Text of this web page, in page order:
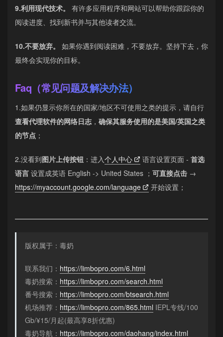
9.利用现代技术。
有许多应用程序和网站可以帮助你跟踪你的
阅读进度、找到新书并与其他读者交流。
10.不要放弃。
如果你遇到阅读困难，不要放弃。坚持下去，你
最终会实现你的目标。
Faq（常见问题及解决办法）
1.如果仍显示你所在的国家/地区不可使用之类的提示，请自行
查看代理软件的网络日志 ， 确保其服务使用的是美国/英国之类
的节点 ；
2.没看到图片上传按钮 ：进入个人中心 语言设置页面 - 首选
语言 设置成英语 English -> United States ； 可直接点击 →
https://myaccount.google.com/language
开始设置；
版权属于：毒奶
联系我们： https://limbopro.com/6.html
毒奶搜索： https://limbopro.com/search.html
番号搜索： https://limbopro.com/btsearch.html
机场推荐： https://limbopro.com/865.html IEPL专线/100
Gb/¥15/月起(最高享8折优惠)
毒奶导航： https://limbopro.com/daohang/index.html